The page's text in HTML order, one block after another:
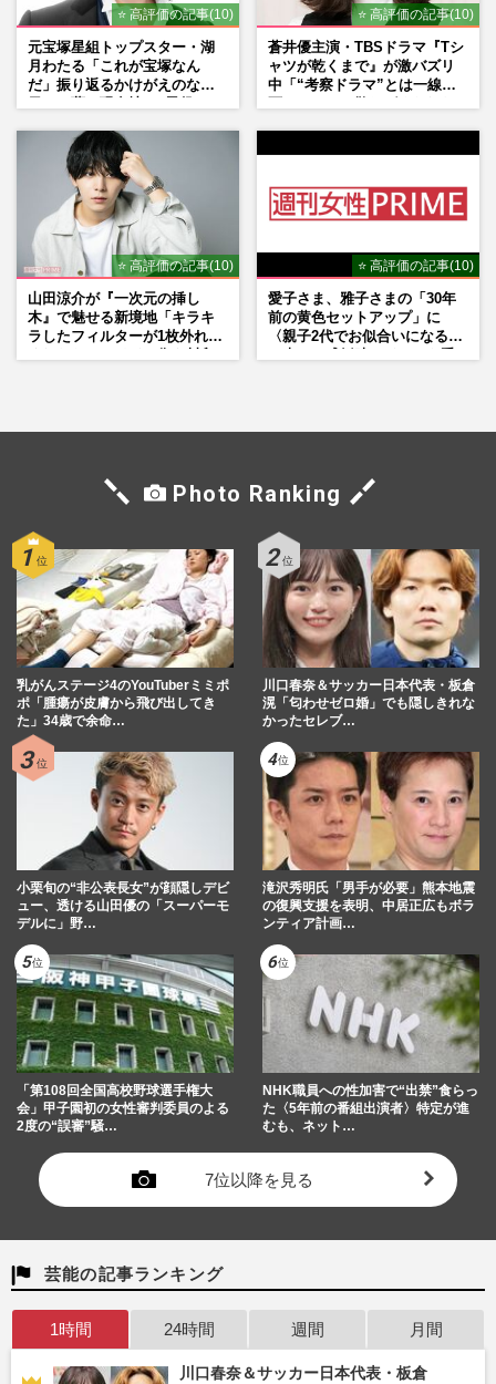
⭐ 高評価の記事(10)
元宝塚星組トップスター・湖
月わたる「これが宝塚なん
だ」振り返るかけがえのない
⭐ 高評価の記事(10)
蒼井優主演・TBSドラマ『Tシ
ャツが乾くまで』が激バズリ
中「“考察ドラマ”とは一線を
⭐ 高評価の記事(10)
山田涼介が『一次元の挿し
木』で魅せる新境地「キラキ
ラしたフィルターが1枚外れて
⭐ 高評価の記事(10)
愛子さま、雅子さまの「30年
前の黄色セットアップ」に
〈親子2代でお似合いになる〉
Photo Ranking
乳がんステージ4のYouTuberミミポ
ポ「腫瘍が皮膚から飛び出してき
た」34歳で余命…
川口春奈＆サッカー日本代表・板倉
滉「匂わせゼロ婚」でも隠しきれな
かったセレブ…
小栗旬の“非公表長女”が顔隠しデビ
ュー、透ける山田優の「スーパーモ
デルに」野…
滝沢秀明氏「男手が必要」熊本地震
の復興支援を表明、中居正広もボラ
ンティア計画…
「第108回全国高校野球選手権大
会」甲子園初の女性審判委員のよる
2度の“誤審”騒…
NHK職員への性加害で“出禁”食らっ
た〈5年前の番組出演者〉特定が進
むも、ネット…
7位以降を見る
芸能の記事ランキング
1時間 24時間 週間 月間
川口春奈＆サッカー日本代表・板倉